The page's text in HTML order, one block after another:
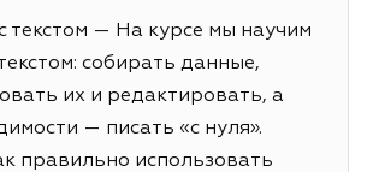
текстом — На курсе мы научим
собирать данные,
их и редактировать, а
— писать «с нуля».
правильно использовать